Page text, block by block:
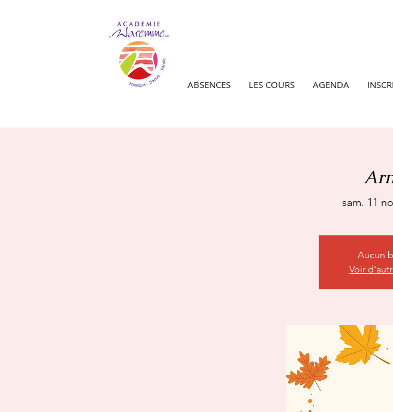
ABSENCES LES COURS AGENDA
sam. 11
Aucun
Voir